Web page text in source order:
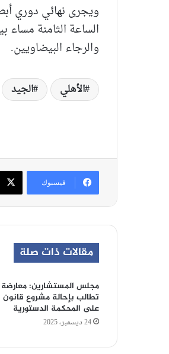
ويجرى نهائي دوري
الساعة الثامنة مساء
والرجاء البيضاويين.
الأهلي الجيد
فيسبوك
مقالات ذات صلة
مجلس المستشارين: معارضة
تطالب بإحالة مشروع قانون
على المحكمة الدستورية
24 ديسمبر، 2025